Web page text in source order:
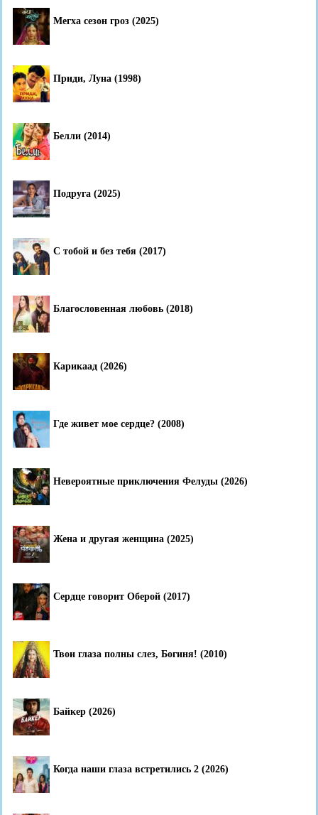
Мегха сезон гроз (2025)
Приди, Луна (1998)
Белли (2014)
Подруга (2025)
С тобой и без тебя (2017)
Благословенная любовь (2018)
Карикаад (2026)
Где живет мое сердце? (2008)
Невероятные приключения Фелуды (2026)
Жена и другая женщина (2025)
Сердце говорит Оберой (2017)
Твои глаза полны слез, Богиня! (2010)
Байкер (2026)
Когда наши глаза встретились 2 (2026)